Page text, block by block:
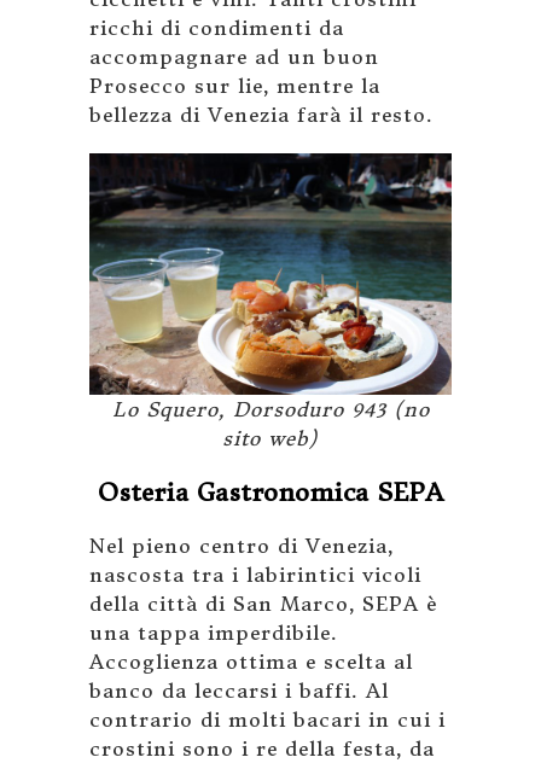
ricchi di condimenti da
accompagnare ad un buon
Prosecco sur lie, mentre la
bellezza di Venezia farà il resto.
Lo Squero, Dorsoduro 943 (no
sito web)
Osteria Gastronomica SEPA
Nel pieno centro di Venezia,
nascosta tra i labirintici vicoli
della città di San Marco, SEPA è
una tappa imperdibile.
Accoglienza ottima e scelta al
banco da leccarsi i baffi. Al
contrario di molti bacari in cui i
crostini sono i re della festa, da